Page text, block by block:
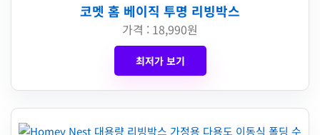
코멧 홈 베이직 투명 리빙박스
가격 : 18,990원
최저가 보기